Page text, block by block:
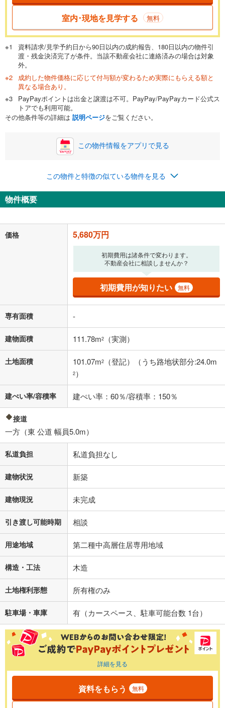
一般的には最長35年まで借り入れ可能です。多くの金融機関
が完済時の年齢は80歳までを条件としています。
閉じる
頭金 万円
0万円 5,680万円
自己資金から住宅購入にかけられる金額を入力してくださ
い。一般的には物件価格の2割までが目安です。
閉じる
ボーナス
万円
0円
ナス時の増額分（1回分）を入力してください。
ボーナス払いの限度額は金融機関によって異なります。
閉じる
月々の返済額
上、ご自身での入力をお願いいたします。初期設定で自動入力されてい
る値は、実際の金融機関等における貸出金利とは何ら関係がなく、実際
の金融機関等における貸出金利を何ら保証するものではありません。返
済方法「元利均等返済」にて算出しております。入力された金利を35年
適用した場合の計算結果を表示しています。
その他月額費用や、初期費用がかかります。ご注意ください。実際にお
借り入れの際は各金融機関等に、必ずご自身でご確認をお願いいたしま
す。
条件によってお借り入れができないことがあります。
不動産会社に購入相談をする
閉じる
室内･現地を見学する 無料
資料請求/見学予約日から90日以内の成約報告、180日以内の物件引
渡・残金決済完了が条件。当該不動産会社に連絡済みの場合は対象
外。
成約した物件価格に応じて付与額が変わるため実際にもらえる額と
異なる場合あり。
PayPayポイントは出金と譲渡は不可。PayPay/PayPayカード公式ス
トアでも利用可能。
その他条件等の詳細は 説明ページをご覧ください。
この物件情報をアプリで見る
この物件と特徴の似ている物件を見る
物件概要
価格 5,680万円
初期費用は諸条件で変わります。
不動産会社に相談しませんか？
初期費用が知りたい 無料
専有面積 -
建物面積 111.78m2 （実測）
土地面積 101.07m2 （登記）（うち路地状部分:24.0m
2）
建ぺい率/容積率 建ぺい率：60％/容積率：150％
接道
一方（東 公道 幅員5.0m）
私道負担 私道負担なし
建物状況 新築
建物現況 未完成
引き渡し可能時期 相談
用途地域 第二種中高層住居専用地域
構造・工法 木造
土地権利形態 所有権のみ
駐車場・車庫 有（カースペース、駐車可能台数 1台）
詳細を見る
資料をもらう 無料